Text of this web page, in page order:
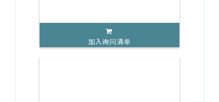
加入询问清单